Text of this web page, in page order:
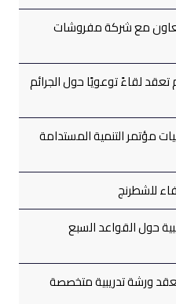
مع شركة مفروشات
لقاءً توعويًا حول الجرائم
مؤتمر التنمية المستدامة
للشطرنج
حول القواعد السبع
ورشة تدريبية متخصصة